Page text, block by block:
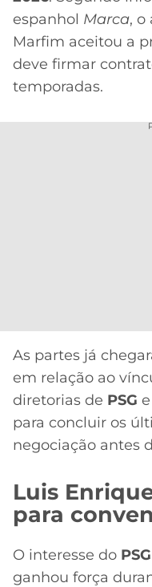
ONLINE
2026
GRÊMIO
ATLÉTICO
LALIGA
espanhol Marca, o
Marfim aceitou a
deve firmar
temporadas.
As partes já
em relação ao
diretorias de PSG e
para concluir os
negociação antes
Luis
para
O interesse do PSG
ganhou força